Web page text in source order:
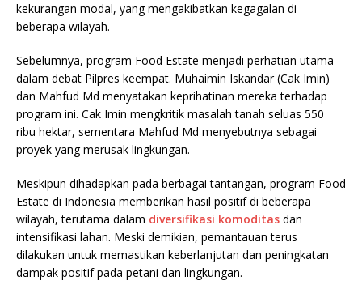
kekurangan modal, yang mengakibatkan kegagalan di
beberapa wilayah.
Sebelumnya, program Food Estate menjadi perhatian utama
dalam debat Pilpres keempat. Muhaimin Iskandar (Cak Imin)
dan Mahfud Md menyatakan keprihatinan mereka terhadap
program ini. Cak Imin mengkritik masalah tanah seluas 550
ribu hektar, sementara Mahfud Md menyebutnya sebagai
proyek yang merusak lingkungan.
Meskipun dihadapkan pada berbagai tantangan, program Food
Estate di Indonesia memberikan hasil positif di beberapa
wilayah, terutama dalam diversifikasi komoditas dan
intensifikasi lahan. Meski demikian, pemantauan terus
dilakukan untuk memastikan keberlanjutan dan peningkatan
dampak positif pada petani dan lingkungan.